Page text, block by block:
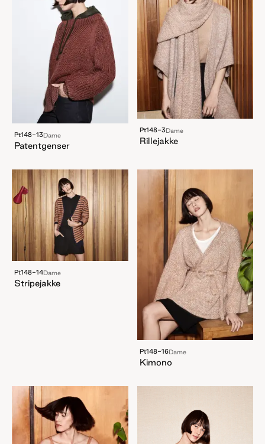
Pt148-13Dame
Patentgenser
Pt148-3Dame
Rillejakke
Pt148-14Dame
Stripejakke
Pt148-16Dame
Kimono